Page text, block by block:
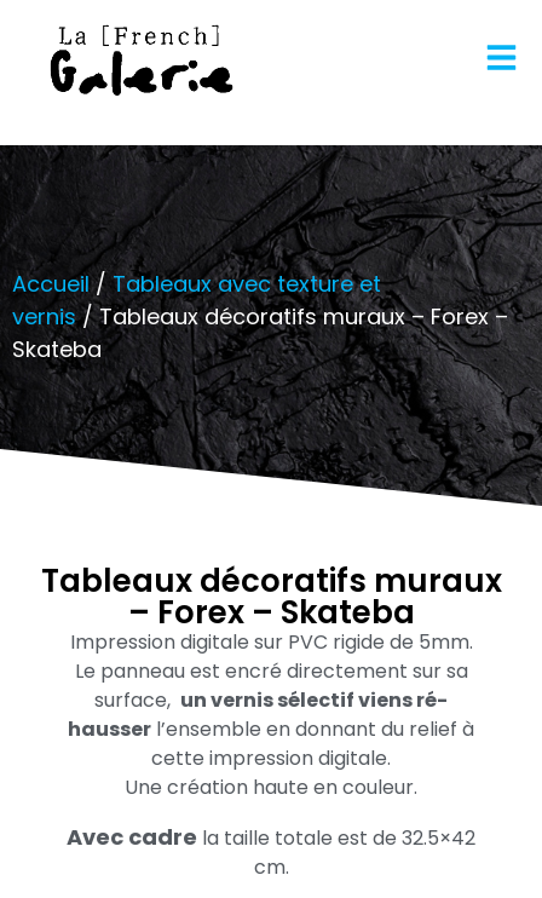
Accueil/Tableaux avec texture et
vernis/ Tableaux décoratifs muraux – Forex –
Skateba
Tableaux décoratifs muraux
– Forex – Skateba
Impression digitale sur PVC rigide de 5mm.
Le panneau est encré directement sur sa
surface, un vernis sélectif viens ré-
hausser l’ensemble en donnant du relief à
cette impression digitale.
Une création haute en couleur.
Avec cadre la taille totale est de 32.5×42
cm.